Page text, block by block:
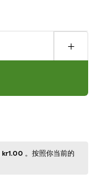
kr1.00 。按照你当前的